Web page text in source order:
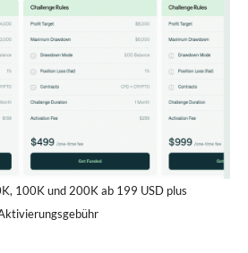
100K und 200K ab 199 USD plus